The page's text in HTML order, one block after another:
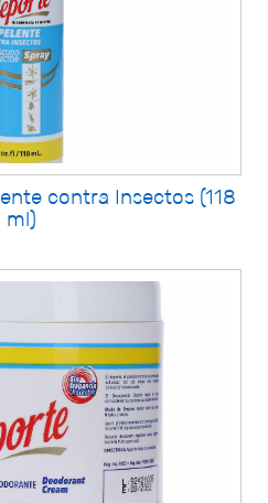
contra Insectos (118
ml)